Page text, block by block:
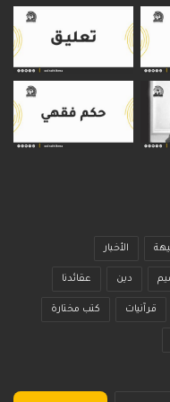
الأخبار
دين عقائدنا
قرآنيات كتب مختارة